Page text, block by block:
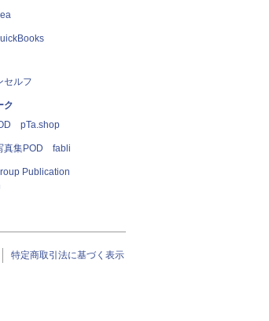
セルフ
ク
pTa.shop
真集POD fabli
Publication
特定商取引法に基づく表示